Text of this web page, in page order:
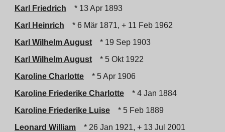
Karl Friedrich
* 13 Apr 1893
Karl Heinrich
* 6 Mär 1871, + 11 Feb 1962
Karl Wilhelm August
* 19 Sep 1903
Karl Wilhelm August
* 5 Okt 1922
Karoline Charlotte
* 5 Apr 1906
Karoline Friederike Charlotte
* 4 Jan 1884
Karoline Friederike Luise
* 5 Feb 1889
Leonard William
* 26 Jan 1921, + 13 Jul 2001